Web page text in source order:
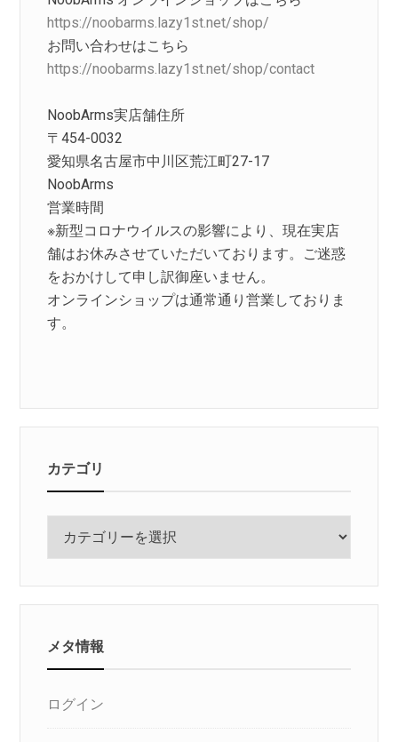
https://noobarms.lazy1st.net/shop/
お問い合わせはこちら
https://noobarms.lazy1st.net/shop/contact
NoobArms実店舗住所
〒454-0032
愛知県名古屋市中川区荒江町27-17
NoobArms
営業時間
※新型コロナウイルスの影響により、現在実店
舗はお休みさせていただいております。ご迷惑
をおかけして申し訳御座いません。
オンラインショップは通常通り営業しておりま
す。
カテゴリ
メタ情報
ログイン